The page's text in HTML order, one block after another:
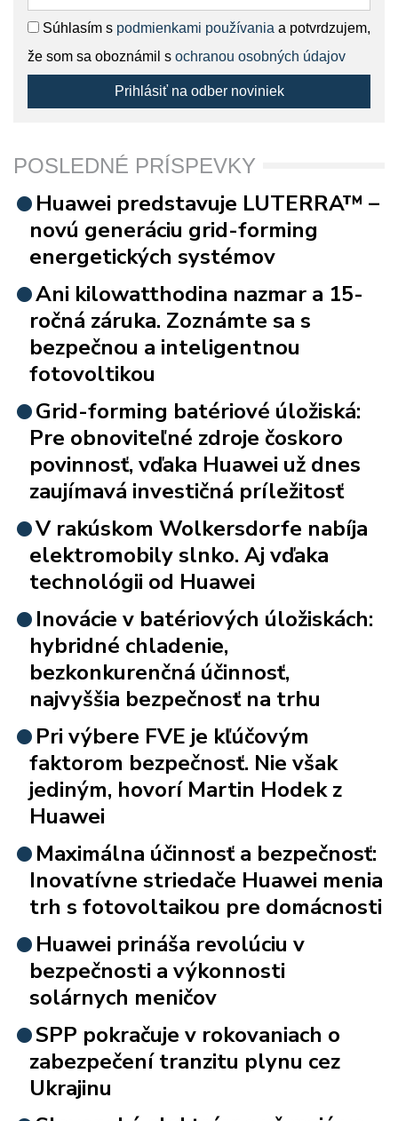
Súhlasím s podmienkami používania a potvrdzujem,
že som sa oboznámil s ochranou osobných údajov
Prihlásiť na odber noviniek
POSLEDNÉ PRÍSPEVKY
Huawei predstavuje LUTERRA™ –
novú generáciu grid-forming
energetických systémov
Ani kilowatthodina nazmar a 15-
ročná záruka. Zoznámte sa s
bezpečnou a inteligentnou
fotovoltikou
Grid-forming batériové úložiská:
Pre obnoviteľné zdroje čoskoro
povinnosť, vďaka Huawei už dnes
zaujímavá investičná príležitosť
V rakúskom Wolkersdorfe nabíja
elektromobily slnko. Aj vďaka
technológii od Huawei
Inovácie v batériových úložiskách:
hybridné chladenie,
bezkonkurenčná účinnosť,
najvyššia bezpečnosť na trhu
Pri výbere FVE je kľúčovým
faktorom bezpečnosť. Nie však
jediným, hovorí Martin Hodek z
Huawei
Maximálna účinnosť a bezpečnosť:
Inovatívne striedače Huawei menia
trh s fotovoltaikou pre domácnosti
Huawei prináša revolúciu v
bezpečnosti a výkonnosti
solárnych meničov
SPP pokračuje v rokovaniach o
zabezpečení tranzitu plynu cez
Ukrajinu